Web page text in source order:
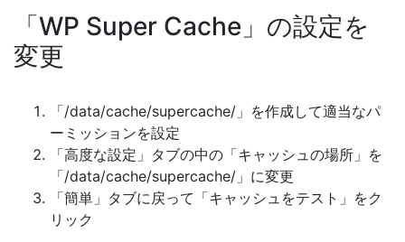
「WP Super Cache」の設定を
変更
「/data/cache/supercache/」を作成して適当なパ
ーミッションを設定
「高度な設定」タブの中の「キャッシュの場所」を
「/data/cache/supercache/」に変更
「簡単」タブに戻って「キャッシュをテスト」をク
リック